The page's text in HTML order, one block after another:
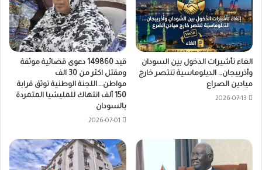
الغاء تأشيرات الدخول بين السودان
وأذربيجان… الدبلوماسية تنتصر خارج
ميادين الصراع
2026-07-13
قيد 149860 دعوى قضائية موثقة
ومقتل اكثر من 30 الف
مواطن….اللجنة الوطنية توثق قرابة
150 ألف انتهاك للمليشيا المتمردة
بالسودان
2026-07-01